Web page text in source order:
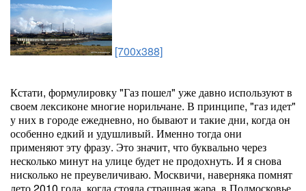
[700x388]
Кстати, формулировку "Газ пошел" уже давно используют в
своем лексиконе многие норильчане. В принципе, "газ идет"
у них в городе ежедневно, но бывают и такие дни, когда он
особенно едкий и удушливый. Именно тогда они
применяют эту фразу. Это значит, что буквально через
несколько минут на улице будет не продохнуть. И я снова
нисколько не преувеличиваю. Москвичи, наверняка помнят